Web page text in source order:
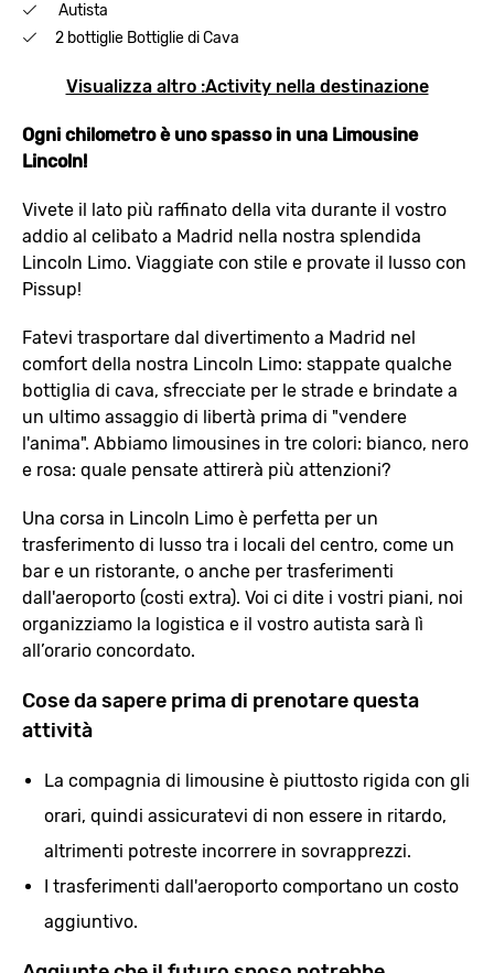
Autista
2 bottiglie Bottiglie di Cava
Visualizza altro :Activity nella destinazione
Ogni chilometro è uno spasso in una Limousine
Lincoln!
Vivete il lato più raffinato della vita durante il vostro
addio al celibato a Madrid nella nostra splendida
Lincoln Limo. Viaggiate con stile e provate il lusso con
Pissup!
Fatevi trasportare dal divertimento a Madrid nel
comfort della nostra Lincoln Limo: stappate qualche
bottiglia di cava, sfrecciate per le strade e brindate a
un ultimo assaggio di libertà prima di "vendere
l'anima". Abbiamo limousines in tre colori: bianco, nero
e rosa: quale pensate attirerà più attenzioni?
Una corsa in Lincoln Limo è perfetta per un
trasferimento di lusso tra i locali del centro, come un
bar e un ristorante, o anche per trasferimenti
dall'aeroporto (costi extra). Voi ci dite i vostri piani, noi
organizziamo la logistica e il vostro autista sarà lì
all’orario concordato.
Cose da sapere prima di prenotare questa
attività
La compagnia di limousine è piuttosto rigida con gli
orari, quindi assicuratevi di non essere in ritardo,
altrimenti potreste incorrere in sovrapprezzi.
I trasferimenti dall'aeroporto comportano un costo
aggiuntivo.